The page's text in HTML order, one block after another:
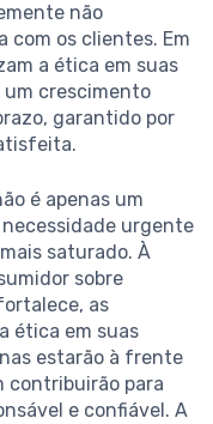
não
com os clientes. Em
a ética em suas
um crescimento
garantido por
é apenas um
urgente
saturado. À
sobre
as
ética em suas
estarão à frente
contribuirão para
e confiável. A